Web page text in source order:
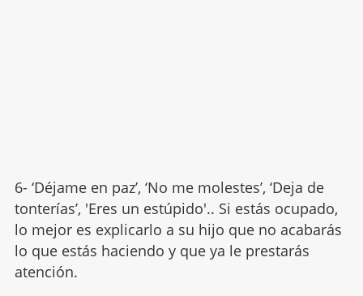
6- ‘Déjame en paz’, ‘No me molestes’, ‘Deja de
tonterías’, 'Eres un estúpido'.. Si estás ocupado,
lo mejor es explicarlo a su hijo que no acabarás
lo que estás haciendo y que ya le prestarás
atención.